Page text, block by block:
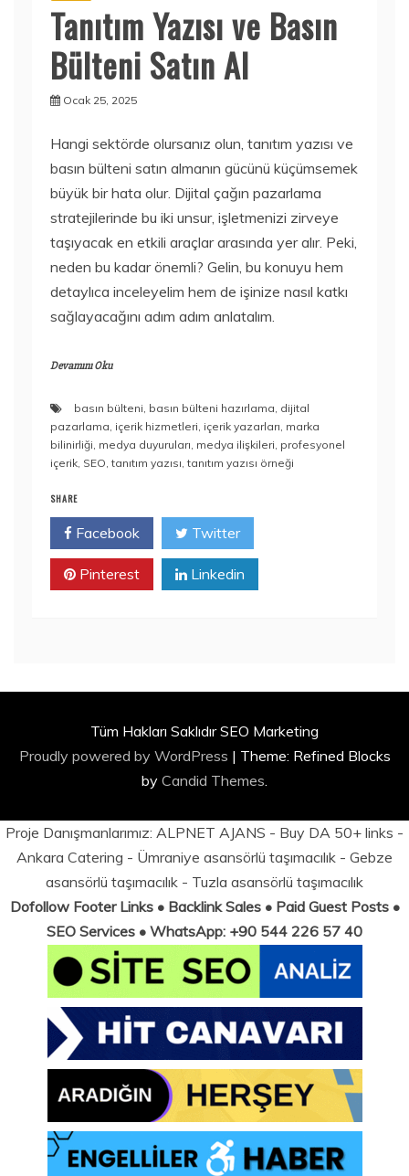
Tanıtım Yazısı ve Basın
Bülteni Satın Al
Ocak 25, 2025
Hangi sektörde olursanız olun, tanıtım yazısı ve
basın bülteni satın almanın gücünü küçümsemek
büyük bir hata olur. Dijital çağın pazarlama
stratejilerinde bu iki unsur, işletmenizi zirveye
taşıyacak en etkili araçlar arasında yer alır. Peki,
neden bu kadar önemli? Gelin, bu konuyu hem
detaylıca inceleyelim hem de işinize nasıl katkı
sağlayacağını adım adım anlatalım.
Devamını Oku
basın bülteni, basın bülteni hazırlama, dijital
pazarlama, içerik hizmetleri, içerik yazarları, marka
bilinirliği, medya duyuruları, medya ilişkileri, profesyonel
içerik, SEO,tanıtım yazısı,tanıtım yazısı örneği
SHARE
Facebook Twitter
Pinterest Linkedin
Tüm Hakları Saklıdır SEO Marketing
Proudly powered by WordPress | Theme: Refined Blocks
by Candid Themes.
Proje Danışmanlarımız: ALPNET AJANS - Buy DA 50+ links -
Ankara Catering - Ümraniye asansörlü taşımacılık - Gebze
asansörlü taşımacılık - Tuzla asansörlü taşımacılık
Dofollow Footer Links • Backlink Sales • Paid Guest Posts •
SEO Services • WhatsApp: +90 544 226 57 40